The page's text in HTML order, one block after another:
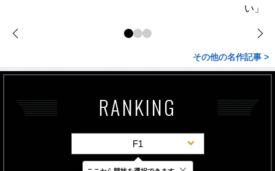
い」
その他の名作記事 >
RANKING
F1